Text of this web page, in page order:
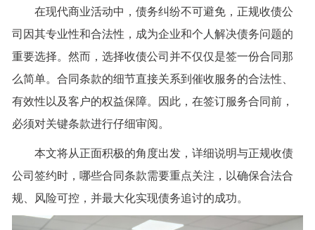
在现代商业活动中，债务纠纷不可避免，正规收债公
司因其专业性和合法性，成为企业和个人解决债务问题的
重要选择。然而，选择收债公司并不仅仅是签一份合同那
么简单。合同条款的细节直接关系到催收服务的合法性、
有效性以及客户的权益保障。因此，在签订服务合同前，
必须对关键条款进行仔细审阅。
本文将从正面积极的角度出发，详细说明与正规收债
公司签约时，哪些合同条款需要重点关注，以确保合法合
规、风险可控，并最大化实现债务追讨的成功。